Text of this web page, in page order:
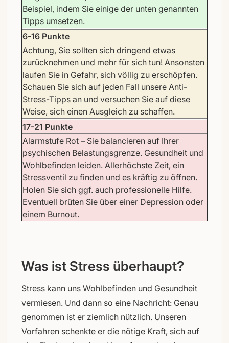
Beispiel, indem Sie einige der unten genannten
Tipps umsetzen.
6-16 Punkte
Achtung, Sie sollten sich dringend etwas
zurücknehmen und mehr für sich tun! Ansonsten
laufen Sie in Gefahr, sich völlig zu erschöpfen.
Schauen Sie sich auf jeden Fall unsere Anti-
Stress-Tipps an und versuchen Sie auf diese
Weise, sich einen Ausgleich zu schaffen.
17-21 Punkte
Alarmstufe Rot – Sie balancieren auf Ihrer
psychischen Belastungsgrenze. Gesundheit und
Wohlbefinden leiden. Allerhöchste Zeit, ein
Stressventil zu finden und es kräftig zu öffnen.
Holen Sie sich ggf. auch professionelle Hilfe.
Eventuell brüten Sie über einer Depression oder
einem Burnout.
Was ist Stress überhaupt?
Stress kann uns Wohlbefinden und Gesundheit
vermiesen. Und dann so eine Nachricht: Genau
genommen ist er ziemlich nützlich. Unseren
Vorfahren schenkte er die nötige Kraft, sich auf